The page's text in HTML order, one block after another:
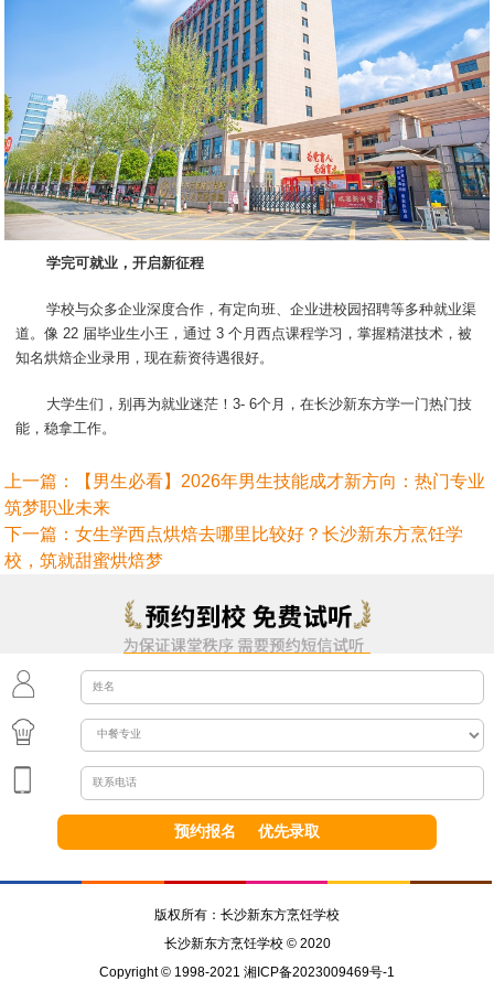
学完可就业，开启新征程
学校与众多企业深度合作，有定向班、企业进校园招聘等多种就业渠
道。像 22 届毕业生小王，通过 3 个月西点课程学习，掌握精湛技术，被
知名烘焙企业录用，现在薪资待遇很好。
大学生们，别再为就业迷茫！3- 6个月，在长沙新东方学一门热门技
能，稳拿工作。
上一篇：
【男生必看】2026年男生技能成才新方向：热门专业
筑梦职业未来
下一篇：女生学西点烘焙去哪里比较好？长沙新东方烹饪学
校，筑就甜蜜烘焙梦
版权所有：长沙新东方烹饪学校
长沙新东方烹饪学校 © 2020
Copyright © 1998-2021 湘ICP备2023009469号-1